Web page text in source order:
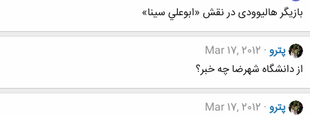
بازیگر هالیوودی در نقش «ابوعلي سينا»
پترو Mar 17, 2012
از دانشگاه شهرضا چه خبر؟
پترو Mar 17, 2012